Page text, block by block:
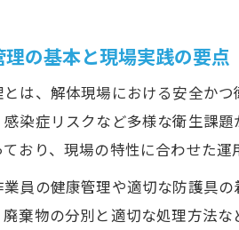
の基本と現場実践の要点
は、解体現場における安全か
感染症リスクなど多様な衛生課
おり、現場の特性に合わせた運
員の健康管理や適切な防護具
廃棄物の分別と適切な処理方法